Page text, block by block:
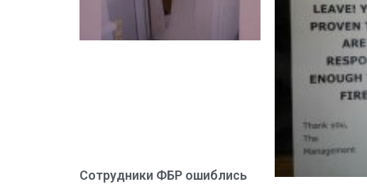
Сотрудники ФБР ошиблись